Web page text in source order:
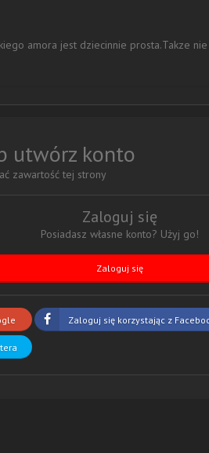
amora jest dziecinnie prosta.Takze
utwórz konto
zawartość tej strony
Zaloguj się
Posiadasz własne konto? Użyj go!
Zaloguj się
Zaloguj się korzystając z